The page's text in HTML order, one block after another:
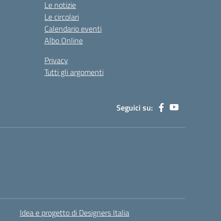
Le notizie
Le circolari
Calendario eventi
Albo Online
Privacy
Tutti gli argomenti
Seguici su:
Idea e progetto di Designers Italia